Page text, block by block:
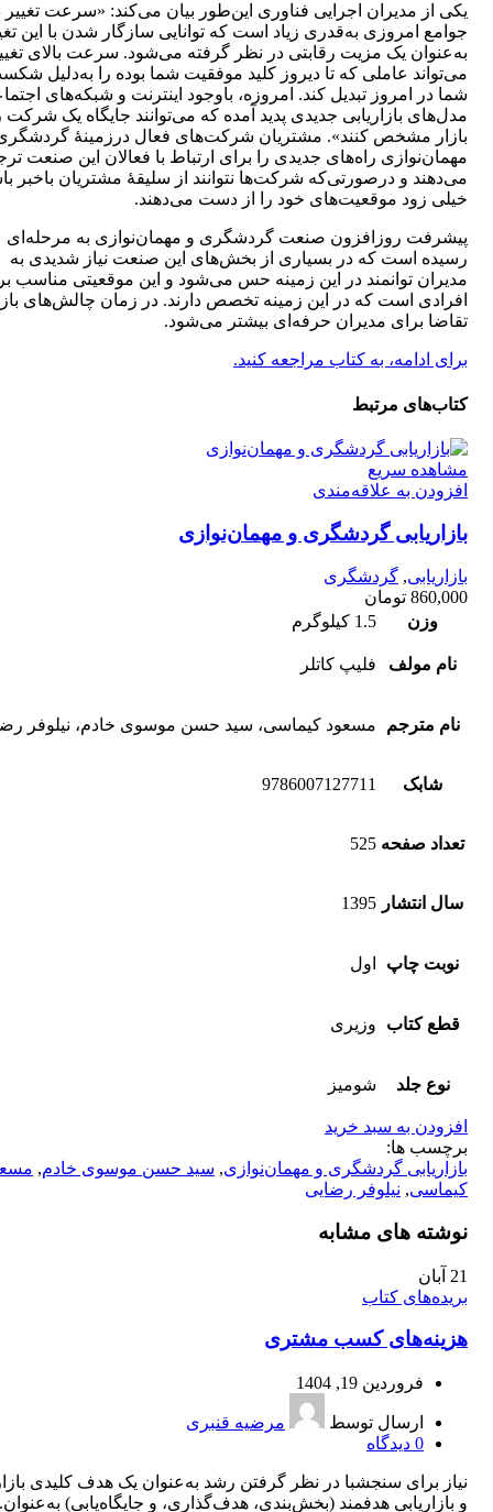
یکی از مدیران اجرایی فناوری این‌طور بیان می‌کند: «سرعت تغییر
جوامع امروزی به‌قدری زیاد است که توانایی سازگار شدن با این
به‌عنوان یک مزیت رقابتی در نظر گرفته می‌شود. سرعت بالای
می‌تواند عاملی که تا دیروز کلید موفقیت شما بوده را به‌دلیل
شما در امروز تبدیل کند. امروزه، باوجود اینترنت و شبکه‌های
مدل‌های بازاریابی جدیدی پدید آمده که می‌توانند جایگاه یک شرکت
بازار مشخص کنند». مشتریان شرکت‌های فعال درزمینۀ
مهمان‌نوازی راه‌های جدیدی را برای ارتباط با فعالان این صنعت
می‌دهند و درصورتی‌که شرکت‌ها نتوانند از سلیقۀ مشتریان باخبر
خیلی زود موقعیت‌های خود را از دست می‌دهند.
پیشرفت روزافزون صنعت گردشگری و مهمان‌نوازی به مرحله‌ای
رسیده است که در بسیاری از بخش‌های این صنعت نیاز شدیدی به
مدیران توانمند در این زمینه حس می‌شود و این موقعیتی مناسب
افرادی است که در این زمینه تخصص دارند. در زمان چالش‌های
تقاضا برای مدیران حرفه‌ای بیشتر می‌شود.
برای ادامه، به کتاب مراجعه کنید.
کتاب‌های مرتبط
مشاهده سریع
افزودن به علاقه‌مندی
بازاریابی گردشگری و مهمان‌نوازی
بازاریابی, گردشگری
860,000 تومان
وزن
1.5 کیلوگرم
نام مولف فلیپ کاتلر
نام مترجم مسعود کیماسی، سید حسن موسوی خادم، نیلوفر
شابک 9786007127711
تعداد صفحه 525
سال انتشار 1395
نوبت چاپ اول
قطع کتاب وزیری
نوع جلد شومیز
افزودن به سبد خرید
برچسب ها:
بازاریابی گردشگری و مهمان‌نوازی, سید حسن موسوی خادم,
کیماسی, نیلوفر رضایی
نوشته های مشابه
21 آبان
بریده‌های کتاب
هزینه‌های کسب مشتری
فروردین 19, 1404
ارسال توسط
مرضیه قنبری
0 دیدگاه
نیاز برای سنجشبا در نظر گرفتن رشد به‌عنوان یک هدف کلیدی
و بازاریابی هدفمند (بخش‌بندی، هدف‌گذاری، و جایگاه‌یابی)